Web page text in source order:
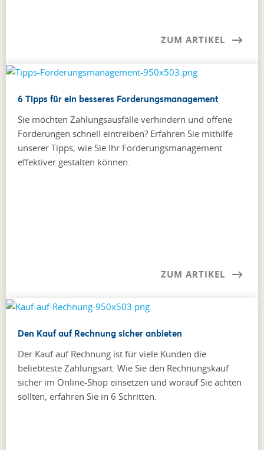
ZUM ARTIKEL
6 Tipps für ein besseres Forderungsmanagement
Sie möchten Zahlungsausfälle verhindern und offene
Forderungen schnell eintreiben? Erfahren Sie mithilfe
unserer Tipps, wie Sie Ihr Forderungs­management
effektiver gestalten können.
ZUM ARTIKEL
Den Kauf auf Rechnung sicher anbieten
Der Kauf auf Rechnung ist für viele Kunden die
beliebteste Zahlungsart. Wie Sie den Rechnungskauf
sicher im Online-Shop einsetzen und worauf Sie achten
sollten, erfahren Sie in 6 Schritten.